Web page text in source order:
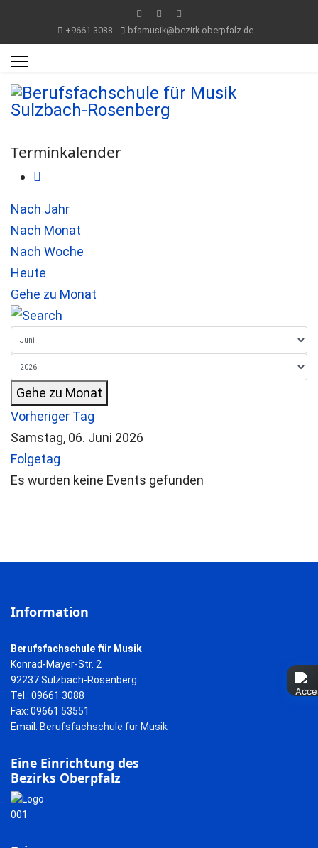
+9661 3088 bfsmusik@bezirk-oberpfalz.de
Terminkalender
Nach Jahr
Nach Monat
Nach Woche
Heute
Gehe zu Monat
Gehe zu Monat
Vorheriger Tag
Samstag, 06. Juni 2026
Folgetag
Es wurden keine Events gefunden
Information
Berufsfachschule für Musik
Konrad-Mayer-Str. 2
92237 Sulzbach-Rosenberg
Tel.: 09661 3088
Fax: 09661 53551
Email: Berufsfachschule für Musik
Eine Einrichtung des
Bezirks Oberpfalz